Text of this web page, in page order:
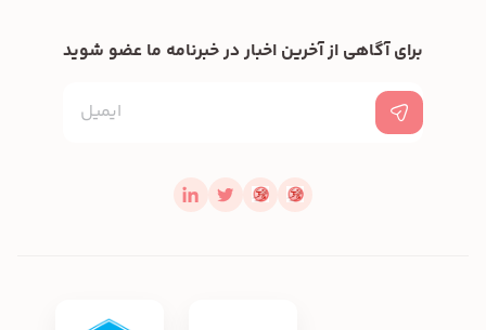
برای آگاهی از آخرین اخبار در خبرنامه ما عضو شوید